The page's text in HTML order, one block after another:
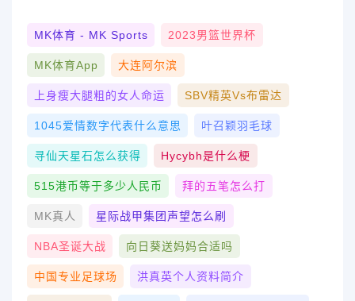
MK体育 - MK Sports 2023男篮世界杯
MK体育App 大连阿尔滨
上身瘦大腿粗的女人命运 SBV精英vs布雷达
1045爱情数字代表什么意思 叶召颖羽毛球
寻仙天星石怎么获得 Hycybh是什么梗
515港币等于多少人民币 拜的五笔怎么打
MK真人 星际战甲集团声望怎么刷
NBA圣诞大战 向日葵送妈妈合适吗
中国专业足球场 洪真英个人资料简介